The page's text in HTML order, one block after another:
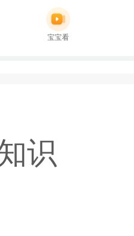
宝宝看
识